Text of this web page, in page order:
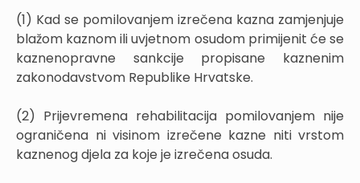
(1) Kad se pomilovanjem izrečena kazna zamjenjuje
blažom kaznom ili uvjetnom osudom primijenit će se
kaznenopravne sankcije propisane kaznenim
zakonodavstvom Republike Hrvatske.
(2) Prijevremena rehabilitacija pomilovanjem nije
ograničena ni visinom izrečene kazne niti vrstom
kaznenog djela za koje je izrečena osuda.